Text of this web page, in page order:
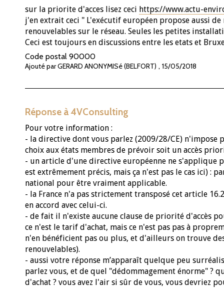
sur la priorite d'acces lisez ceci https://www.actu-
j'en extrait ceci " L'exécutif européen propose aussi
renouvelables sur le réseau. Seules les petites
Ceci est toujours en discussions entre les etats et
Code postal 90000
Ajouté par GERARD ANONYMISé (BELFORT) , 15/05/2018
Réponse à 4VConsulting
Pour votre information :
- la directive dont vous parlez (2009/28/CE) n'impose
choix aux états membres de prévoir soit un accès
- un article d'une directive européenne ne s'applique
est extrêmement précis, mais ça n'est pas le cas ici) :
national pour être vraiment applicable.
- la France n'a pas strictement transposé cet article
en accord avec celui-ci.
- de fait il n'existe aucune clause de priorité d'accès
ce n'est le tarif d'achat, mais ce n'est pas pas à
n'en bénéficient pas ou plus, et d'ailleurs on trouve
renouvelables).
- aussi votre réponse m’apparaît quelque peu
parlez vous, et de quel "dédommagement énorme" ?
d'achat ? vous avez l'air si sûr de vous, vous devriez